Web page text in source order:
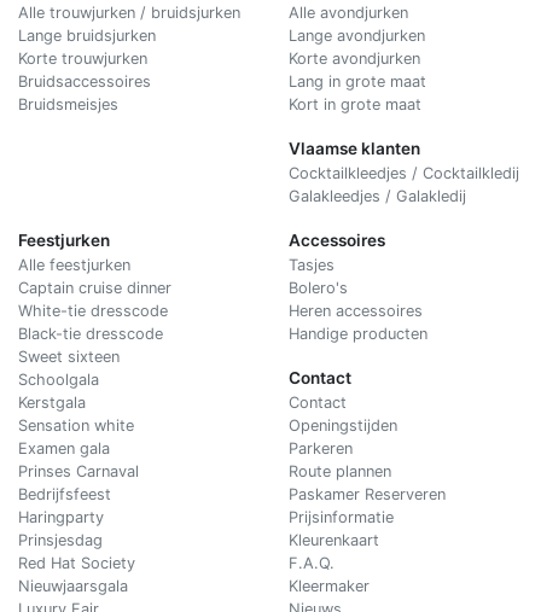
Alle trouwjurken / bruidsjurken
Lange bruidsjurken
Korte trouwjurken
Bruidsaccessoires
Bruidsmeisjes
Alle avondjurken
Lange avondjurken
Korte avondjurken
Lang in grote maat
Kort in grote maat
Vlaamse klanten
Cocktailkleedjes / Cocktailkledij
Galakleedjes / Galakledij
Feestjurken
Alle feestjurken
Captain cruise dinner
White-tie dresscode
Black-tie dresscode
Sweet sixteen
Schoolgala
Kerstgala
Sensation white
Examen gala
Prinses Carnaval
Bedrijfsfeest
Haringparty
Prinsjesdag
Red Hat Society
Nieuwjaarsgala
Accessoires
Tasjes
Bolero's
Heren accessoires
Handige producten
Contact
Contact
Openingstijden
Parkeren
Route plannen
Paskamer Reserveren
Prijsinformatie
Kleurenkaart
F.A.Q.
Kleermaker